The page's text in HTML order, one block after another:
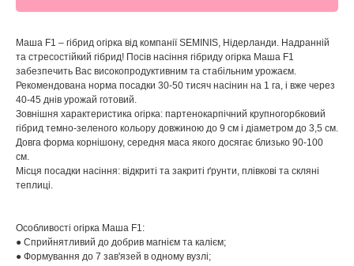
Маша F1 – гібрид огірка від компанії SEMINIS, Нідерланди. Надранній
та стресостійкий гібрид! Посів насіння гібриду огірка Маша F1
забезпечить Вас високопродуктивним та стабільним урожаєм.
Рекомендована норма посадки 30-50 тисяч насінин на 1 га, і вже через
40-45 днів урожай готовий.
Зовнішня характеристика огірка: партенокарпічний крупногорбковий
гібрид темно-зеленого кольору довжиною до 9 см і діаметром до 3,5 см.
Довга форма корнішону, середня маса якого досягає близько 90-100
см.
Місця посадки насіння: відкриті та закриті ґрунти, плівкові та скляні
теплиці.
Особливості огірка Маша F1:
● Сприйнятливий до добрив магнієм та калієм;
● Формування до 7 зав'язей в одному вузлі;